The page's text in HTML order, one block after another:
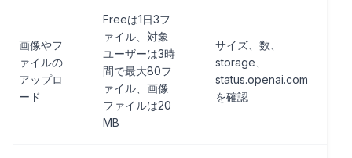
画像やフ
ァイルの
アップロ
ード
Freeは1日3フ
ァイル、対象
ユーザーは3時
間で最大80フ
ァイル、画像
ファイルは20
MB
サイズ、数、
storage、
status.openai.com
を確認